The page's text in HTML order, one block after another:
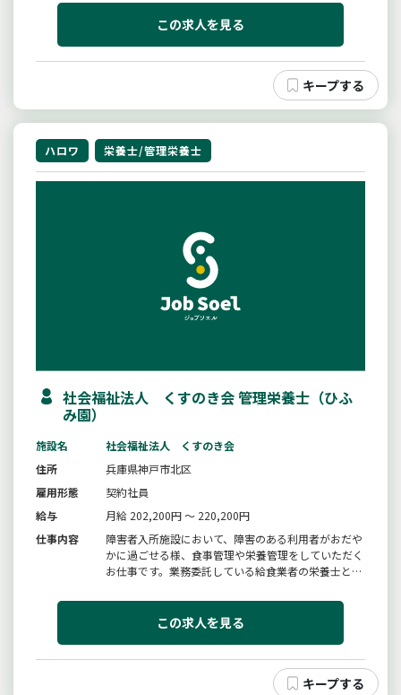
この求人を見る
ハロワ 栄養士/管理栄養士
社会福祉法人 くすのき会 管理栄養士（ひふ
み園）
施設名
社会福祉法人 くすのき会
住所
兵庫県神戸市北区
雇用形態
契約社員
給与
月給 202,200円 ～ 220,200円
仕事内容
障害者入所施設において、障害のある利用者がおだや
かに過ごせる様、食事管理や栄養管理をしていただく
お仕事です。業務委託している給食業者の栄養士と連
行っていただきます。※雇入れ後の業務の変更範囲：
この求人を見る